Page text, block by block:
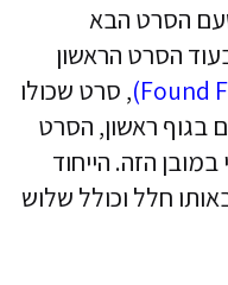
הסרט הבא
הסרט הראשון
, סרט שכולו
בגוף ראשון, הסרט
הזה. הייחוד
חלל וכולל שלוש